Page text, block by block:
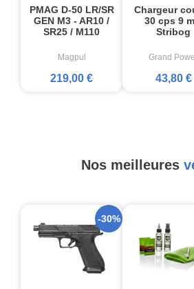
PMAG D-50 LR/SR
GEN M3 - AR10 /
SR25 / M110
Magpul
219,00 €
Chargeur
30 cps 9
Stribog
Grand
43,80 €
Nos meilleures
-30%